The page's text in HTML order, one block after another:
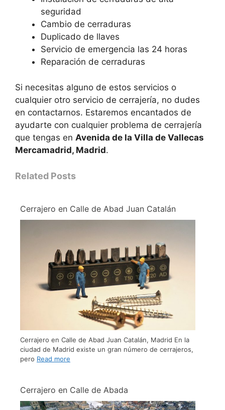
seguridad
Cambio de cerraduras
Duplicado de llaves
Servicio de emergencia las 24 horas
Reparación de cerraduras
Si necesitas alguno de estos servicios o
cualquier otro servicio de cerrajería, no dudes
en contactarnos. Estaremos encantados de
ayudarte con cualquier problema de cerrajería
que tengas en Avenida de la Villa de Vallecas
Mercamadrid, Madrid.
Related Posts
Cerrajero en Calle de Abad Juan Catalán
Cerrajero en Calle de Abad Juan Catalán, Madrid En la
ciudad de Madrid existe un gran número de cerrajeros,
pero Read more
Cerrajero en Calle de Abada